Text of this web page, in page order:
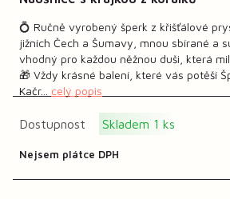
💍 Ručně vyrobený šperk z křišťálové
jižních Čech a Šumavy, mnou sbírané a
vhodný pro každou něžnou duši, která
🎁 Vždy krásné balení, které vás potěší
Kačr... celý popis
Dostupnost Skladem 1 ks
Nejsem plátce DPH